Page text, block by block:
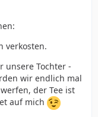
verkosten.
unsere Tochter -
wir endlich mal
der Tee ist
auf mich